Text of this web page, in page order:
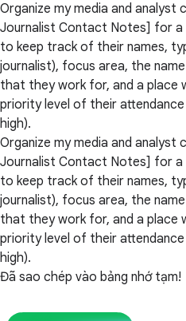
Organize my media and
Journalist Contact Notes] for a
to keep track of their names,
journalist), focus area, the
that they work for, and a place
priority level of their
high).
Organize my media and
Journalist Contact Notes] for a
to keep track of their names,
journalist), focus area, the
that they work for, and a place
priority level of their
high).
Đã sao chép vào bảng nhớ tạm!